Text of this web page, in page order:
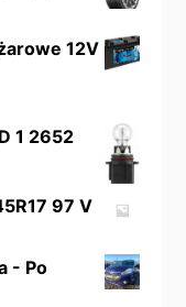
12V
1 2652
97 V
- Po